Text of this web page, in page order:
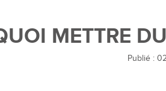
METTRE
Publié :